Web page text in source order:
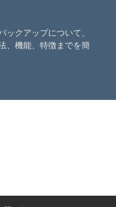
ックアップについて、
、機能、特徴までを簡